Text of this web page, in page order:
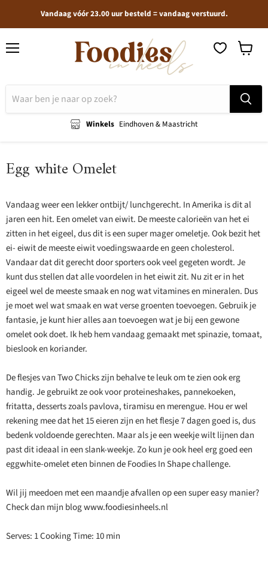
Vandaag vóór 23.00 uur besteld = vandaag verstuurd.
Winkels Eindhoven & Maastricht
Egg white Omelet
Vandaag weer een lekker ontbijt/ lunchgerecht. In Amerika is dit al
jaren een hit. Een omelet van eiwit. De meeste calorieën van het ei
zitten in het eigeel, dus dit is een super mager omeletje. Ook bezit het
ei- eiwit de meeste eiwit voedingswaarde en geen cholesterol.
Vandaar dat dit gerecht door sporters ook veel gegeten wordt. Je
kunt dus stellen dat alle voordelen in het eiwit zit. Nu zit er in het
eigeel wel de meeste smaak en nog wat vitamines en mineralen. Dus
je moet wel wat smaak en wat verse groenten toevoegen. Gebruik je
fantasie, je kunt hier alles aan toevoegen wat je bij een gewone
omelet ook doet. Ik heb hem vandaag gemaakt met spinazie, tomaat,
bieslook en koriander.
De flesjes van Two Chicks zijn behalve te leuk om te zien ook erg
handig. Je gebruikt ze ook voor proteineshakes, pannekoeken,
fritatta, desserts zoals pavlova, tiramisu en merengue. Hou er wel
rekening mee dat het 15 eieren zijn en het flesje 7 dagen goed is, dus
bedenk voldoende gerechten. Maar als je een weekje wilt lijnen dan
past dit ideaal in een slank-weekje. Zo kun je ook heel erg goed een
eggwhite-omelet eten binnen de Foodies In Shape challenge.
Wil jij meedoen met een maandje afvallen op een super easy manier?
Check dan mijn blog www.foodiesinheels.nl
Serves: 1 Cooking Time: 10 min